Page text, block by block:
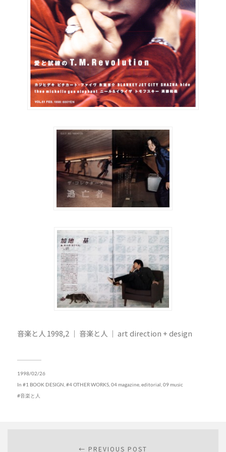
音楽と人 1998,2 ｜ 音楽と人 ｜ art direction + design
1998/02/26
In #1 BOOK DESIGN #4 OTHER WORKS, 04 magazine, editorial 09 music
音楽と人
← PREVIOUS POST